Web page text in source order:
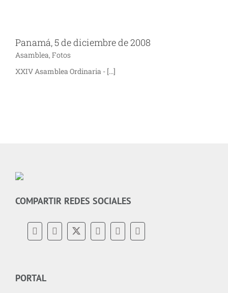
Panamá, 5 de diciembre de 2008
Asamblea, Fotos
XXIV Asamblea Ordinaria - [...]
COMPARTIR REDES SOCIALES
PORTAL